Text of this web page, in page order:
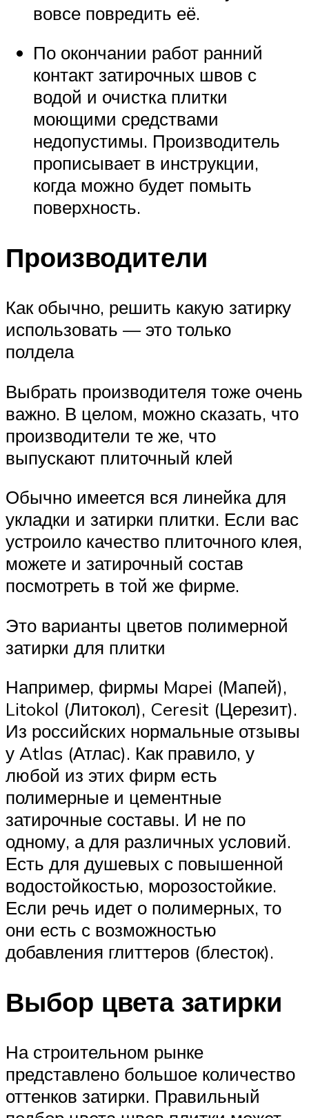
вовсе повредить её.
По окончании работ ранний
контакт затирочных швов с
водой и очистка плитки
моющими средствами
недопустимы. Производитель
прописывает в инструкции,
когда можно будет помыть
поверхность.
Производители
Как обычно, решить какую затирку
использовать — это только
полдела
Выбрать производителя тоже очень
важно. В целом, можно сказать, что
производители те же, что
выпускают плиточный клей
Обычно имеется вся линейка для
укладки и затирки плитки. Если вас
устроило качество плиточного клея,
можете и затирочный состав
посмотреть в той же фирме.
Это варианты цветов полимерной
затирки для плитки
Например, фирмы Mapei (Мапей),
Litokol (Литокол), Ceresit (Церезит).
Из российских нормальные отзывы
у Atlas (Атлас). Как правило, у
любой из этих фирм есть
полимерные и цементные
затирочные составы. И не по
одному, а для различных условий.
Есть для душевых с повышенной
водостойкостью, морозостойкие.
Если речь идет о полимерных, то
они есть с возможностью
добавления глиттеров (блесток).
Выбор цвета затирки
На строительном рынке
представлено большое количество
оттенков затирки. Правильный